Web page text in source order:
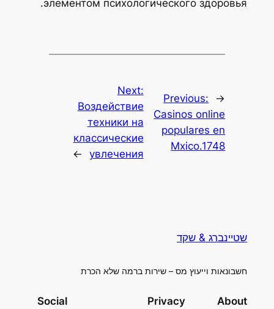
элементом психологического здоровья.
←
Previous:
Casinos online
populares en
Mxico.1748
Next:
Воздействие
техники на
классические
увлечения
→
שטיינברג & שקד
חשבונאות וייעוץ מס – שירות ברמה שלא הכרת
About
Privacy
Social